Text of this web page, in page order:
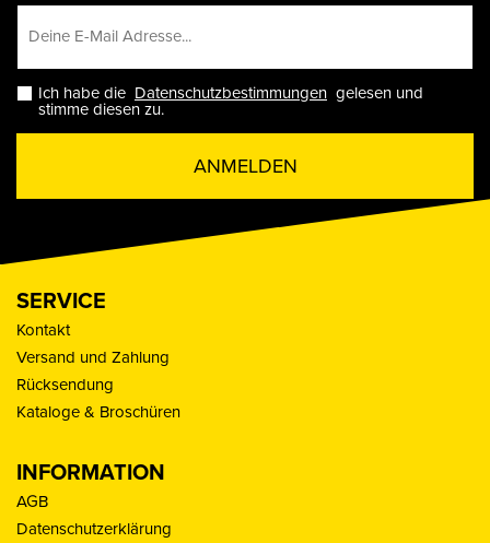
Ich habe die Datenschutzbestimmungen gelesen und
stimme diesen zu.
ANMELDEN
SERVICE
Kontakt
Versand und Zahlung
Rücksendung
Kataloge & Broschüren
INFORMATION
AGB
Datenschutzerklärung